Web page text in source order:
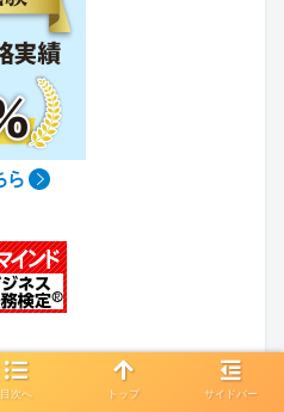
目次へ トップ サイドバー